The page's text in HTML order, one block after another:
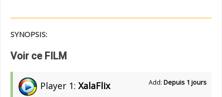
SYNOPSIS:
Voir ce FILM
Player 1: XalaFlix Add: Depuis 1 jours